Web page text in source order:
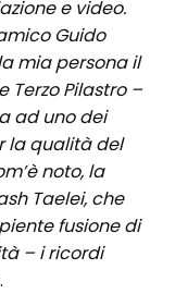
e video.
Guido
mia persona il
Terzo Pilastro –
ad uno dei
la qualità del
noto, la
Taelei, che
fusione di
– i ricordi